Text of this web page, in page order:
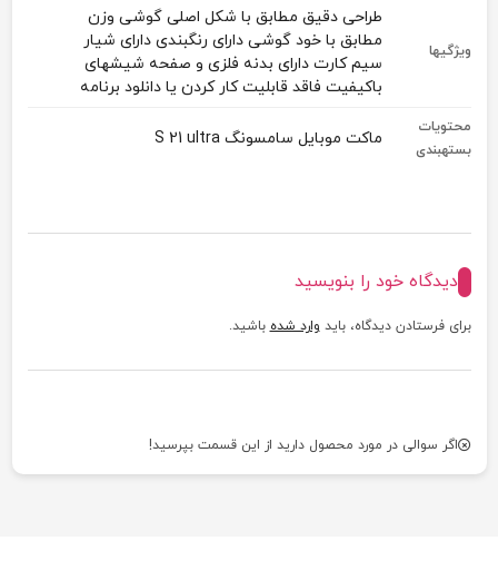
ویژگیها
طراحی دقیق مطابق با شکل اصلی گوشی وزن
مطابق با خود گوشی دارای رنگبندی دارای شیار
سیم کارت دارای بدنه فلزی و صفحه شیشهای
باکیفیت فاقد قابلیت کار کردن یا دانلود برنامه
محتویات
بستهبندی
ماكت موبایل سامسونگ S 21 ultra
دیدگاه خود را بنویسید
برای فرستادن دیدگاه، باید وارد شده باشید.
اگر سوالی در مورد محصول دارید از این قسمت بپرسید!